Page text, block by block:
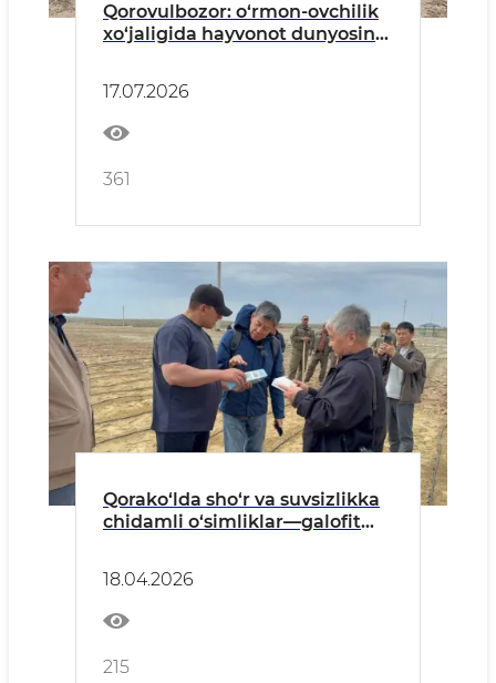
Qorovulbozor: o‘rmon-ovchilik
xo‘jaligida hayvonot dunyosini
17.07.2026
361
Qorako‘lda sho‘r va suvsizlikka
chidamli o‘simliklar—galofit
18.04.2026
215